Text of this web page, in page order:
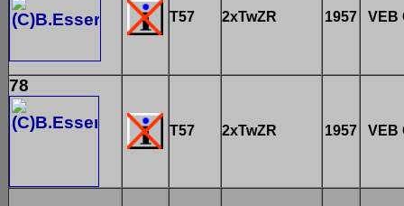
T57 2xTwZR 1957 VEB
78
T57 2xTwZR 1957 VEB